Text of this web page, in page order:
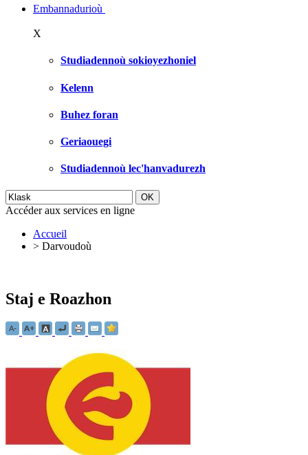
Embannadurioù
X
Studiadennoù sokioyezhoniel
Kelenn
Buhez foran
Geriaouegi
Studiadennoù lec'hanvadurezh
Accéder aux services en ligne
Accueil
> Darvoudoù
Staj e Roazhon